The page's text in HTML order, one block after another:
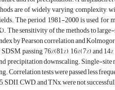
are of widely varying complexity,
The period 1981-2000 is used for
sensitivity of the methods to
by Pearson correlation and
passing 76%(81%), 16%(7%) and
precipitation downscaling. Single-
Correlation tests were passed less
SDII, CWD, and TNx, were not